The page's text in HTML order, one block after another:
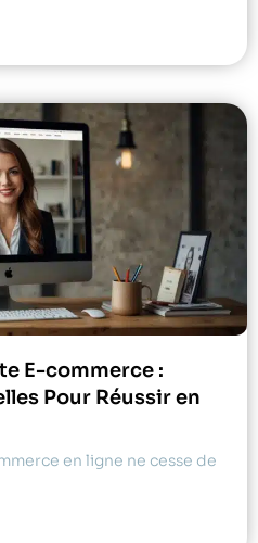
E-commerce :
Pour Réussir en
en ligne ne cesse de